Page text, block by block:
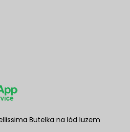
Butelka na lód luzem